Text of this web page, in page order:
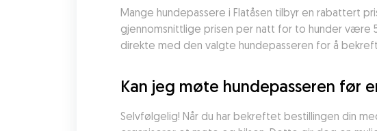
Mange hundepassere i Flatåsen tilbyr en rabattert
gjennomsnittlige prisen per natt for to hunder være
direkte med den valgte hundepasseren for å
Kan jeg møte hundepasseren før
Selvfølgelig! Når du har bekreftet bestillingen din